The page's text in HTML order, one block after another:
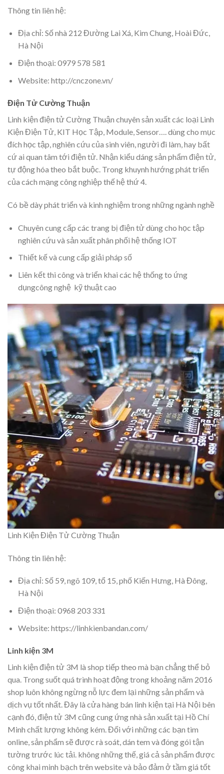
Thông tin liên hệ:
Địa chỉ: Số nhà 212 Đường Lai Xá, Kim Chung, Hoài Đức,
Hà Nội
Điện thoại: 0979 578 581
Website: http://cnczone.vn/
Điện Tử Cường Thuận
Linh kiện điện tử Cường Thuận chuyên sản xuất các loại Linh
Kiện Điện Tử, KIT Học Tập, Module, Sensor…. dùng cho mục
đích học tập, nghiên cứu của sinh viên, người đi làm, hay bất
cứ ai quan tâm tới điện tử. Nhận kiểu dáng sản phẩm điện tử,
tự động hóa theo bắt buộc. Trong khuynh hướng phát triển
của cách mạng công nghiệp thế hệ thứ 4.
Có bề dày phát triển và kinh nghiệm trong những ngành nghề
Chuyên cung cấp các trang bị điện tử dùng cho học tập
nghiên cứu và sản xuất phân phối hệ thống IOT
Thiết kế và cung cấp giải pháp số
Liên kết thi công và triển khai các hệ thống to ứng
dụngcông nghệ kỹ thuật cao
Linh Kiện Điện Tử Cường Thuận
Thông tin liên hệ:
Địa chỉ: Số 59, ngõ 109, tổ 15, phố Kiến Hưng, Hà Đông,
Hà Nội
Điện thoại: 0968 203 331
Website: https://linhkienbandan.com/
Linh kiện 3M
Linh kiện điện tử 3M là shop tiếp theo mà bạn chẳng thể bỏ
qua. Trong suốt quá trình hoạt động trong khoảng năm 2016
shop luôn không ngừng nỗ lực đem lại những sản phẩm và
dịch vụ tốt nhất. Đây là cửa hàng bán linh kiện tại Hà Nội bên
cạnh đó, điện tử 3M cũng cung ứng nhà sản xuất tại Hồ Chí
Minh chất lượng không kém. Đối với những các bạn tìm
online, sản phẩm sẽ được rà soát, dán tem và đóng gói tận
tường trước lúc tải. không những thế, giá cả sản phẩm được
công khai minh bạch trên website và bảo đảm ở tầm giá tốt